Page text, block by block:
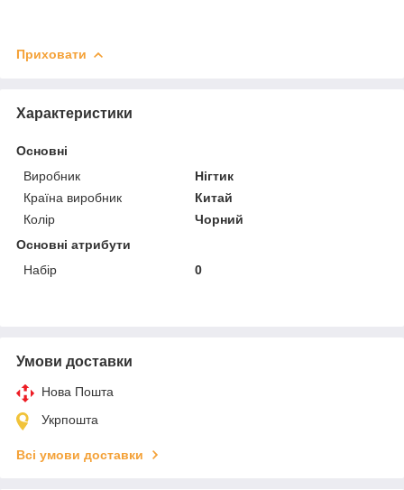
Приховати
Характеристики
Основні
Виробник
Нігтик
Країна виробник
Китай
Колір
Чорний
Основні атрибути
Набір
0
Умови доставки
Нова Пошта
Укрпошта
Всі умови доставки